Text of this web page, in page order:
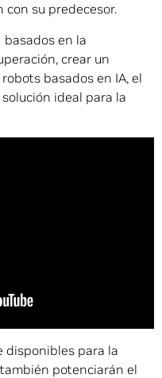
con su predecesor.
en la
crear un
basados en IA, el
ideal para la
disponibles para la
potenciarán el